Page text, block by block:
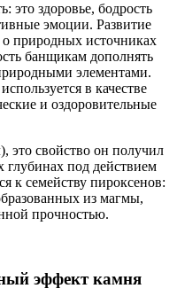
это здоровье, бодрость
эмоции. Развитие
природных источниках
банщикам дополнять
элементами.
в качестве
и оздоровительные
это свойство он получил
глубинах под действием
к семейству пироксенов:
из магмы,
прочностью.
эффект камня